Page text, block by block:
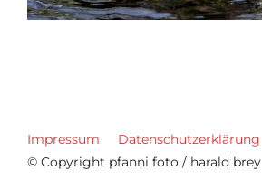
Impressum
Datenschutzerklärung
© Copyright pfanni foto / harald brey